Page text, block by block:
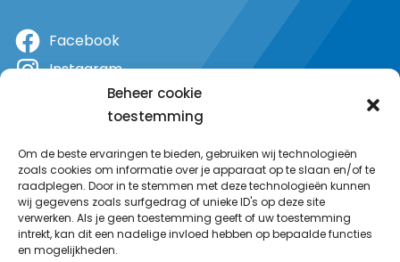
Beheer cookie
toestemming
Om de beste ervaringen te bieden, gebruiken wij technologieën
zoals cookies om informatie over je apparaat op te slaan en/of te
raadplegen. Door in te stemmen met deze technologieën kunnen
wij gegevens zoals surfgedrag of unieke ID's op deze site
verwerken. Als je geen toestemming geeft of uw toestemming
intrekt, kan dit een nadelige invloed hebben op bepaalde functies
en mogelijkheden.
Facebook
Instagram
YouTube